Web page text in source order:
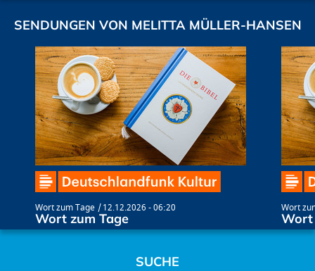
SENDUNGEN VON MELITTA MÜLLER-HANSEN
Wort zum Tage 12.12.2026 - 06:20
Wort zum Tage
Wort
Wort
SUCHE